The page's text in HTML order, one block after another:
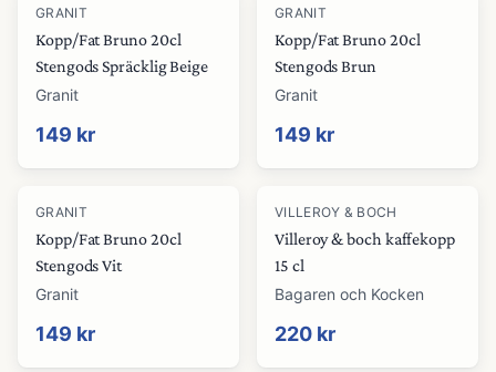
GRANIT
Kopp/Fat Bruno 20cl
Stengods Spräcklig Beige
Granit
149 kr
GRANIT
Kopp/Fat Bruno 20cl
Stengods Brun
Granit
149 kr
GRANIT
Kopp/Fat Bruno 20cl
Stengods Vit
Granit
149 kr
VILLEROY & BOCH
Villeroy & boch kaffekopp
15 cl
Bagaren och Kocken
220 kr